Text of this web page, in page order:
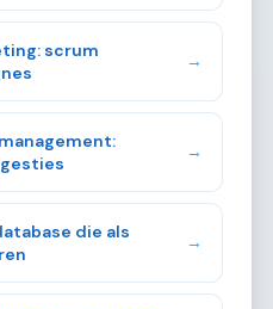
scrum
→
→
die als
→